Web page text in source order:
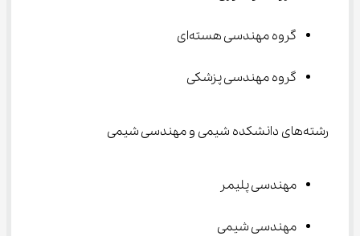
گروه مهندسی هسته‌ای
گروه مهندسی پزشکی
رشته‌های دانشکده شیمی و مهندسی شیمی
مهندسی پلیمر
مهندسی شیمی